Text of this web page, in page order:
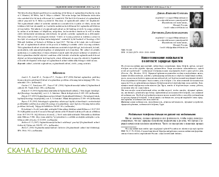
СКАЧАТЬ/DOWNLOAD